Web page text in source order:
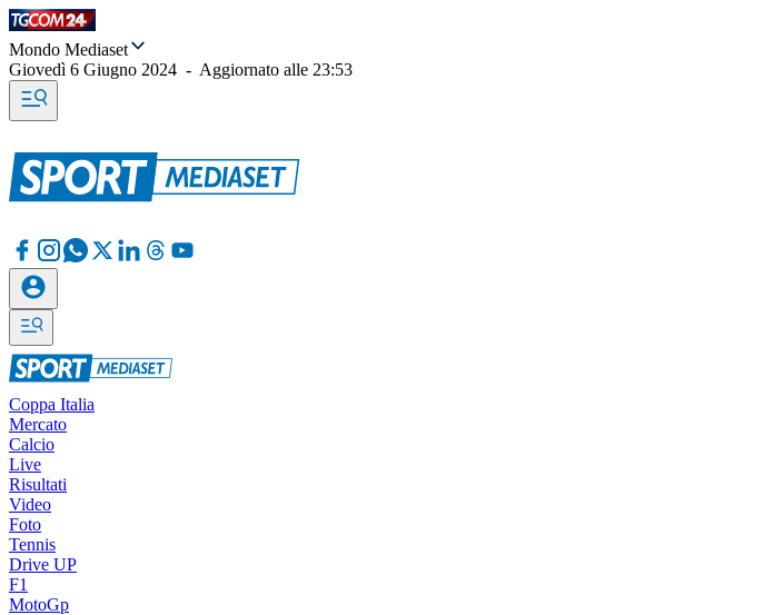
Mondo Mediaset
Giovedì 6 Giugno 2024 - Aggiornato alle 23:53
Coppa Italia
Mercato
Calcio
Live
Risultati
Video
Foto
Tennis
Drive UP
F1
MotoGp